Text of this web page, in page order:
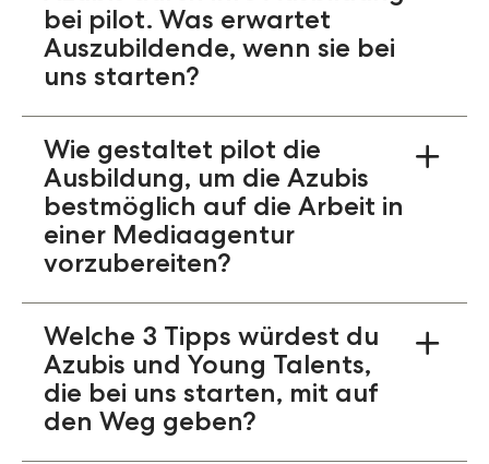
bei pilot. Was erwartet
Auszubildende, wenn sie bei
uns starten?
Unsere Auszubildenden erwarten bei pilot
eine spannende und abwechslungsreiche
Ausbildung. In der Onboarding-Woche geht
es neben Schulungen und verschiedenen
Veranstaltungen vor allem darum, unsere
Agentur, das Arbeitsleben und die
Kolleg*innen kennenzulernen. Während
dadurch einen umfassenden Einblick in die
Prozesse einer Mediaagentur. Am Ende der
Ausbildung haben sie dadurch eine klare
Vorstellung von ihren persönlichen Stärken
und Interessen.
Wie gestaltet pilot die
Ausbildung, um die Azubis
bestmöglich auf die Arbeit in
einer Mediaagentur
vorzubereiten?
Wir möchten unsere Azubis bestmöglich auf
die Arbeit in einer Mediaagentur vorbereiten,
deswegen werden sie schnell an die
Aufgaben und Projekte herangeführt. Wir
sind überzeugt, dass man durch praktische
und eigenständige Arbeit am meisten lernt.
Welche 3 Tipps würdest du
Azubis und Young Talents,
die bei uns starten, mit auf
den Weg geben?
1. Stellt immer und viele Fragen, denn